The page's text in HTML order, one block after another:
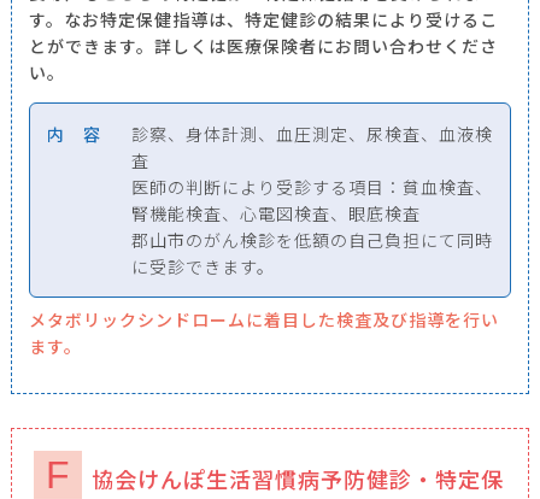
す。なお特定保健指導は、特定健診の結果により受けるこ
とができます。詳しくは医療保険者にお問い合わせくださ
い。
内 容
診察、身体計測、血圧測定、尿検査、血液検
査
医師の判断により受診する項目：貧血検査、
腎機能検査、心電図検査、眼底検査
郡山市のがん検診を低額の自己負担にて同時
に受診できます。
メタボリックシンドロームに着目した検査及び指導を行い
ます。
F
協会けんぽ生活習慣病予防健診・特定保